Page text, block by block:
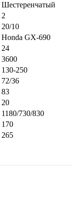
Шестеренчатый
2
20/10
Honda GX-690
24
3600
130-250
72/36
83
20
1180/730/830
170
265